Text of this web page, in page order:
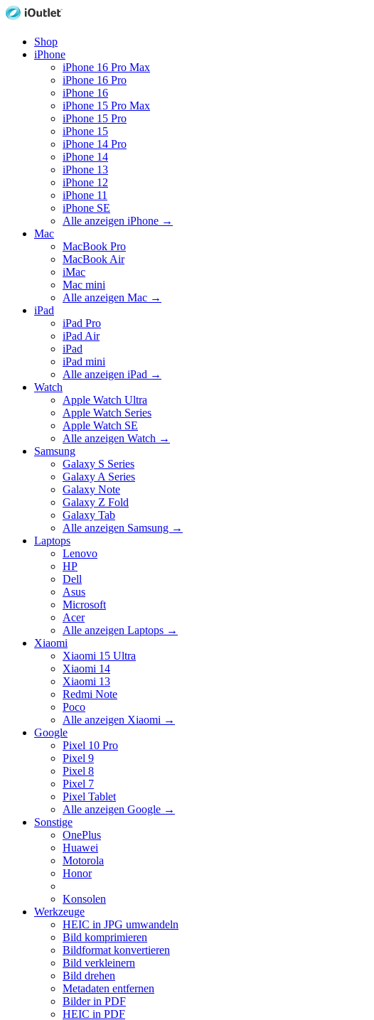
Shop
iPhone
iPhone 16 Pro Max
iPhone 16 Pro
iPhone 16
iPhone 15 Pro Max
iPhone 15 Pro
iPhone 15
iPhone 14 Pro
iPhone 14
iPhone 13
iPhone 12
iPhone 11
iPhone SE
Alle anzeigen iPhone →
Mac
MacBook Pro
MacBook Air
iMac
Mac mini
Alle anzeigen Mac →
iPad
iPad Pro
iPad Air
iPad
iPad mini
Alle anzeigen iPad →
Watch
Apple Watch Ultra
Apple Watch Series
Apple Watch SE
Alle anzeigen Watch →
Samsung
Galaxy S Series
Galaxy A Series
Galaxy Note
Galaxy Z Fold
Galaxy Tab
Alle anzeigen Samsung →
Laptops
Lenovo
HP
Dell
Asus
Microsoft
Acer
Alle anzeigen Laptops →
Xiaomi
Xiaomi 15 Ultra
Xiaomi 14
Xiaomi 13
Redmi Note
Poco
Alle anzeigen Xiaomi →
Google
Pixel 10 Pro
Pixel 9
Pixel 8
Pixel 7
Pixel Tablet
Alle anzeigen Google →
Sonstige
OnePlus
Huawei
Motorola
Honor
Konsolen
Werkzeuge
HEIC in JPG umwandeln
Bild komprimieren
Bildformat konvertieren
Bild verkleinern
Bild drehen
Metadaten entfernen
Bilder in PDF
HEIC in PDF